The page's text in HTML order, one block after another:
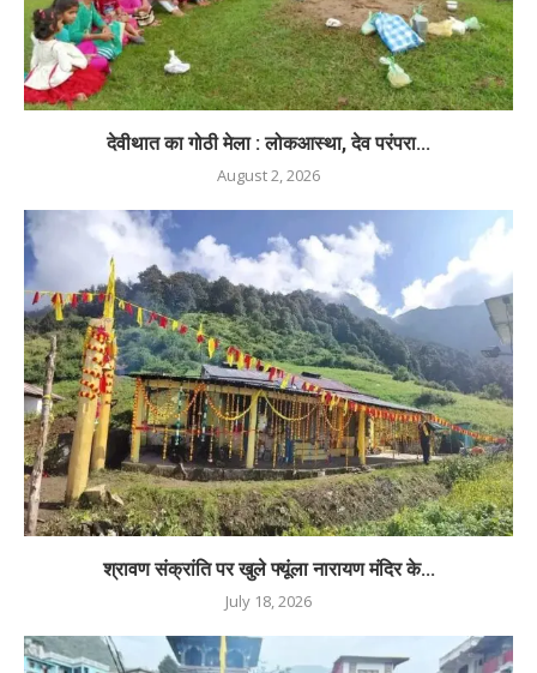
देवीथात का गोठी मेला : लोकआस्था, देव परंपरा...
August 2, 2026
श्रावण संक्रांति पर खुले फ्यूंला नारायण मंदिर के...
July 18, 2026